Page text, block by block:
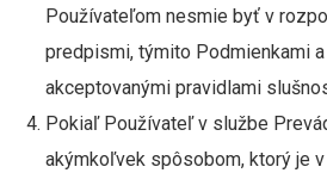
Používateľom nesmie byť v
predpismi, týmito Podmienkami
akceptovanými pravidlami
Pokiaľ Používateľ v službe
akýmkoľvek spôsobom, ktorý je